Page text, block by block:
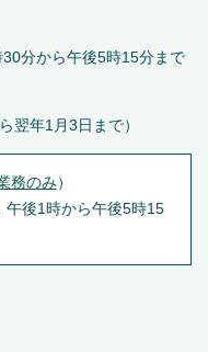
分から午後5時15分まで
翌年1月3日まで）
務のみ ）
後1時から午後5時15